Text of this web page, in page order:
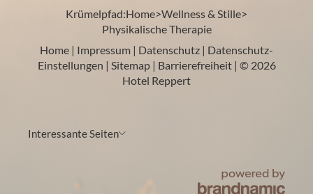
Krümelpfad:Home>Wellness & Stille>
Physikalische Therapie
Home | Impressum | Datenschutz | Datenschutz-
Einstellungen | Sitemap | Barrierefreiheit | © 2026
Hotel Reppert
Interessante Seiten